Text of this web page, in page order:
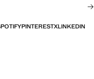
PINTERESTXLINKEDIN